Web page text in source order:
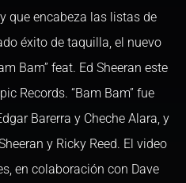
que encabeza las listas de
éxito de taquilla, el nuevo
Bam” feat. Ed Sheeran este
Records. “Bam Bam” fue
Barerra y Cheche Alara, y
y Ricky Reed. El video
en colaboración con Dave